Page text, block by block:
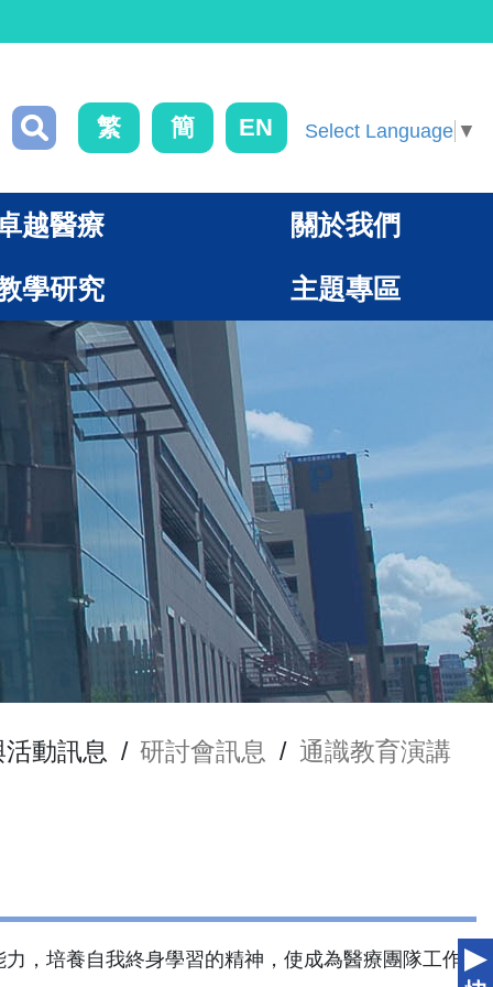
繁 簡 EN Select Language ▼
越醫療 關於我們
學研究 主題專區
動訊息 / 研討會訊息 / 通識教育演講
，培養自我終身學習的精神，使成為醫療團隊工作